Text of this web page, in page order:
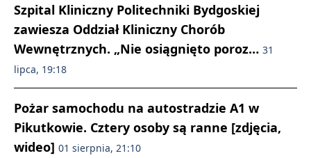
Szpital Kliniczny Politechniki Bydgoskiej
zawiesza Oddział Kliniczny Chorób
Wewnętrznych. „Nie osiągnięto poroz… 31
lipca, 19:18
Pożar samochodu na autostradzie A1 w
Pikutkowie. Cztery osoby są ranne [zdjęcia,
wideo] 01 sierpnia, 21:10